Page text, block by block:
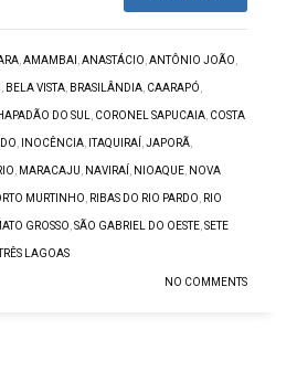
AMAMBAI ANASTÁCIO ANTÔNIO JOÃO
BELA VISTA BRASILÂNDIA CAARAPÓ
DO SUL CORONEL SAPUCAIA COSTA
INOCÊNCIA ITAQUIRAÍ JAPORÃ
MARACAJU NAVIRAÍ NIOAQUE NOVA
MURTINHO RIBAS DO RIO PARDO RIO
GROSSO SÃO GABRIEL DO OESTE SETE
LAGOAS
NO COMMENTS